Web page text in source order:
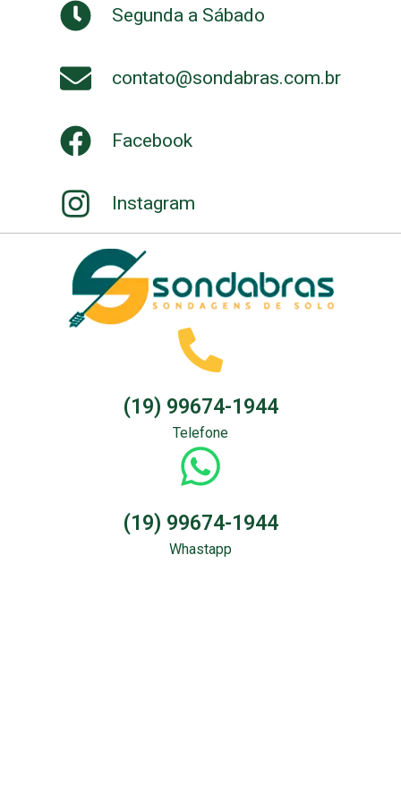
Segunda a Sábado
contato@sondabras.com.br
Facebook
Instagram
(19) 99674-1944
Telefone
(19) 99674-1944
Whastapp